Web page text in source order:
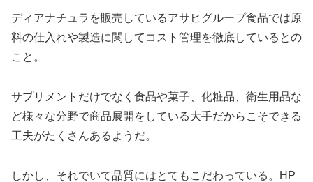
ディアナチュラを販売しているアサヒグループ食品では原
料の仕入れや製造に関してコスト管理を徹底しているとの
こと。
サプリメントだけでなく食品や菓子、化粧品、衛生用品な
ど様々な分野で商品展開をしている大手だからこそできる
工夫がたくさんあるようだ。
しかし、それでいて品質にはとてもこだわっている。HP